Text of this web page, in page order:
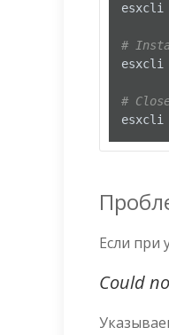
esxcli
#
esxcli
#
esxcli
Если при
Could